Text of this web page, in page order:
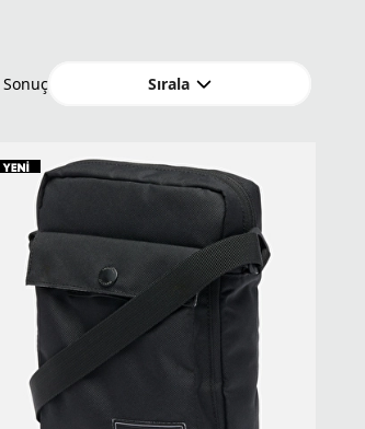
Sonuç Sırala